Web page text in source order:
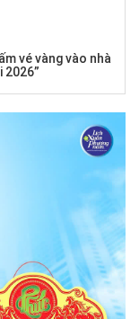
vé vàng vào nhà
2026”